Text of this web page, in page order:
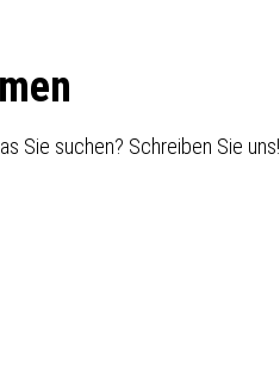
Sie suchen? Schreiben Sie uns!